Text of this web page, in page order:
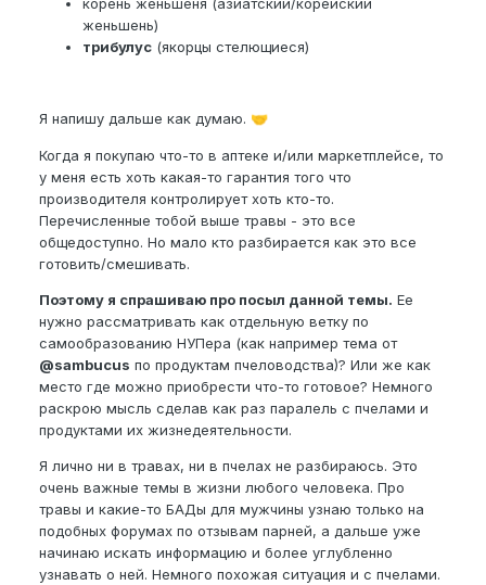
2. Гинкго билоба
Улучшает микроциркуляцию крови в головном
Делает сосуды эластичными, препятствует
Улучшает эректильную функцию за счет мощного
притока крови к органам малого таза (часто
причина проблем именно в сосудах).
3. Корень женьшеня
Адаптоген №1: Помогает организму справляться со
стрессом, физическими и умственными
перегрузками.
Мощный природный энергетик. Повышает давление
(полезно гипотоникам), избавляет от сонливости.
Стимулирует синтез тестостерона, улучшает
4. Трибулус
Самый известный растительный стимулятор
тестостерона. Увеличивает выработку
лютеинизирующего гормона.
женьшень)
трибулус (якорцы стелющиеся)
Я напишу дальше как думаю. 🤝
Когда я покупаю что-то в аптеке и/или маркетплейсе, то
у меня есть хоть какая-то гарантия того что
производителя контролирует хоть кто-то.
Перечисленные тобой выше травы - это все
общедоступно. Но мало кто разбирается как это все
готовить/смешивать.
Поэтому я спрашиваю про посыл данной темы. Ее
нужно рассматривать как отдельную ветку по
самообразованию НУПера (как например тема от
@sambucus по продуктам пчеловодства)? Или же как
место где можно приобрести что-то готовое? Немного
раскрою мысль сделав как раз паралель с пчелами и
продуктами их жизнедеятельности.
Я лично ни в травах, ни в пчелах не разбираюсь. Это
очень важные темы в жизни любого человека. Про
травы и какие-то БАДы для мужчины узнаю только на
подобных форумах по отзывам парней, а дальше уже
начинаю искать информацию и более углубленно
узнавать о ней. Немного похожая ситуация и с пчелами.